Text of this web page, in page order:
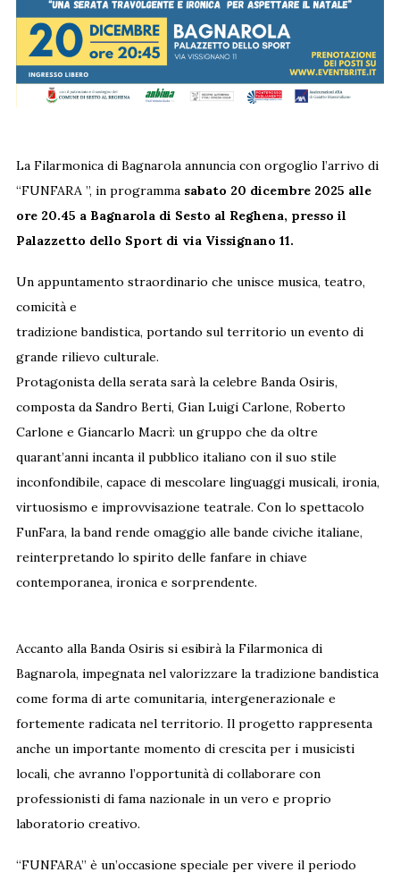
La Filarmonica di Bagnarola annuncia con orgoglio l’arrivo di
“FUNFARA ”, in programma sabato 20 dicembre 2025 alle
ore 20.45 a Bagnarola di Sesto al Reghena, presso il
Palazzetto dello Sport di via Vissignano 11.
Un appuntamento straordinario che unisce musica, teatro,
comicità e
tradizione bandistica, portando sul territorio un evento di
grande rilievo culturale.
Protagonista della serata sarà la celebre Banda Osiris,
composta da Sandro Berti, Gian Luigi Carlone, Roberto
Carlone e Giancarlo Macrì: un gruppo che da oltre
quarant’anni incanta il pubblico italiano con il suo stile
inconfondibile, capace di mescolare linguaggi musicali, ironia,
virtuosismo e improvvisazione teatrale. Con lo spettacolo
FunFara, la band rende omaggio alle bande civiche italiane,
reinterpretando lo spirito delle fanfare in chiave
contemporanea, ironica e sorprendente.
Accanto alla Banda Osiris si esibirà la Filarmonica di
Bagnarola, impegnata nel valorizzare la tradizione bandistica
come forma di arte comunitaria, intergenerazionale e
fortemente radicata nel territorio. Il progetto rappresenta
anche un importante momento di crescita per i musicisti
locali, che avranno l’opportunità di collaborare con
professionisti di fama nazionale in un vero e proprio
laboratorio creativo.
“FUNFARA” è un’occasione speciale per vivere il periodo